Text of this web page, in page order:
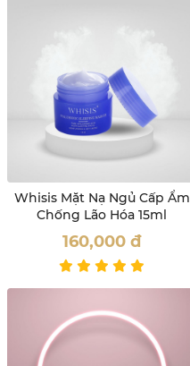
Whisis Mặt Nạ Ngủ Cấp Ẩm
Chống Lão Hóa 15ml
160,000 đ